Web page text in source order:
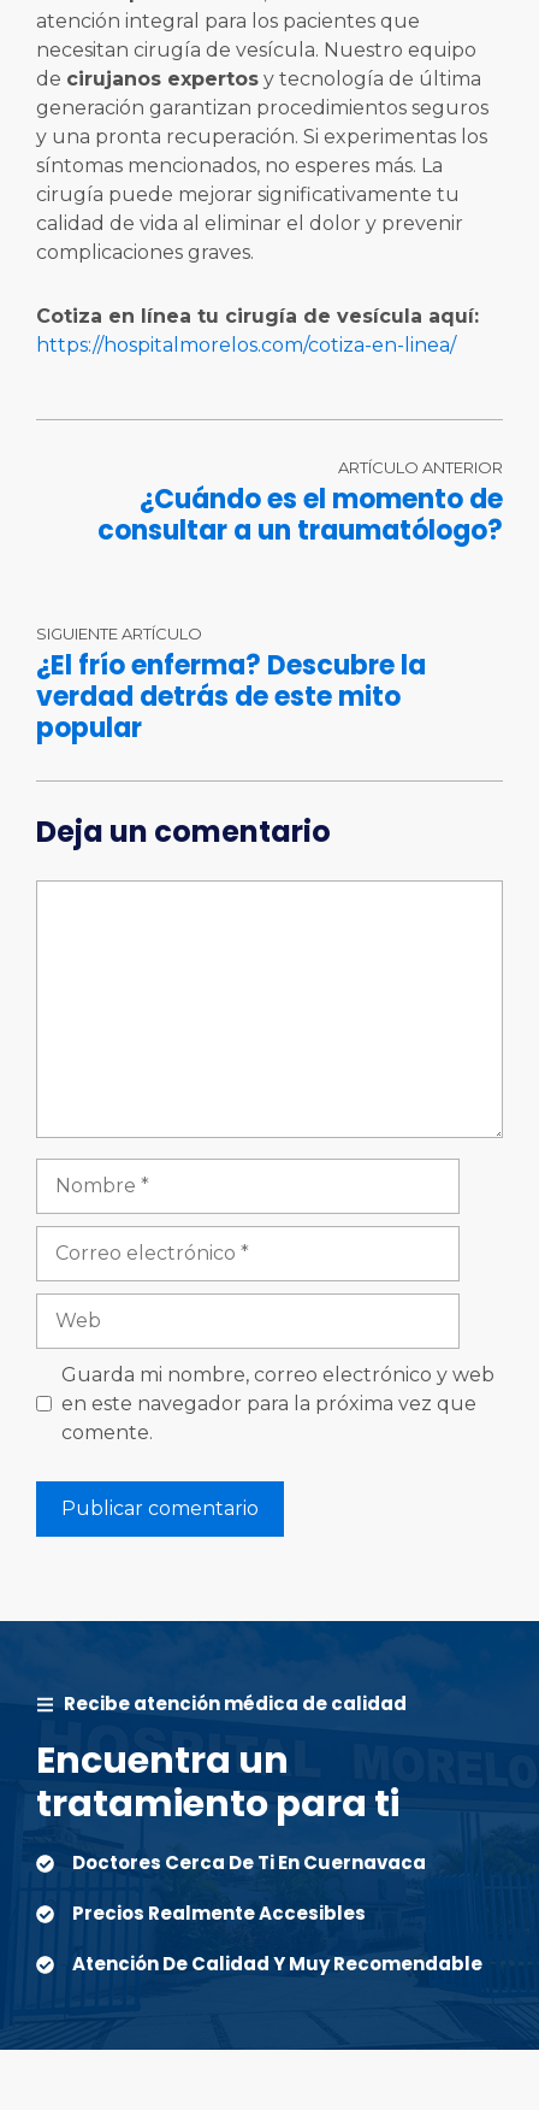
atención integral para los pacientes que
necesitan cirugía de vesícula. Nuestro equipo
de cirujanos expertos y tecnología de última
generación garantizan procedimientos seguros
y una pronta recuperación. Si experimentas los
síntomas mencionados, no esperes más. La
cirugía puede mejorar significativamente tu
calidad de vida al eliminar el dolor y prevenir
complicaciones graves.
Cotiza en línea tu cirugía de vesícula aquí:
https://hospitalmorelos.com/cotiza-en-linea/
ARTÍCULO ANTERIOR
¿Cuándo es el momento de
consultar a un traumatólogo?
SIGUIENTE ARTÍCULO
¿El frío enferma? Descubre la
verdad detrás de este mito
popular
Deja un comentario
electrónico
Guarda mi nombre, correo electrónico y web
en este navegador para la próxima vez que
comente.
Recibe atención médica de calidad
Encuentra un
tratamiento para ti
Doctores Cerca De Ti En Cuernavaca
Precios Realmente Accesibles
Atención De Calidad Y Muy Recomendable